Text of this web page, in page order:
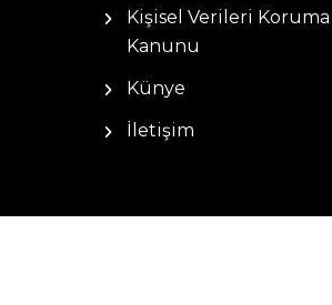
Kişisel Verileri Koruma
Kanunu
Künye
İletişim